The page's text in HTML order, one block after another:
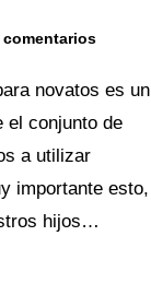
comentarios
novatos es un
el conjunto de
a utilizar
importante esto,
hijos…